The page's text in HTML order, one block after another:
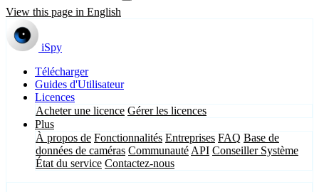
View this page in English
iSpy
Télécharger
Guides d'Utilisateur
Licences
Acheter une licence Gérer les licences
Plus
À propos de Fonctionnalités Entreprises FAQ Base de
données de caméras Communauté API Conseiller Système
État du service Contactez-nous